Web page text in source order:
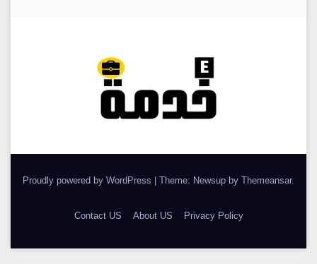
Proudly powered by WordPress Theme: Newsup by Themeansar.
Contact US About US Privacy Policy